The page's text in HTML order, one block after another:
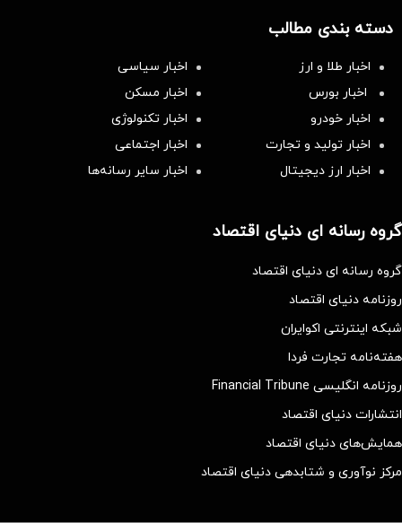
دسته بندی مطالب
اخبار طلا و ارز
اخبار سیاسی
اخبار بورس
اخبار مسکن
اخبار خودرو
اخبار تکنولوژی
اخبار تولید و تجارت
اخبار اجتماعی
اخبار ارز دیجیتال
اخبار سایر رسانه‌‌ها
گروه رسانه ای دنیای اقتصاد
گروه رسانه ای دنیای اقتصاد
روزنامه دنیای اقتصاد
شبکه اینترنتی اکوایران
هفته‌نامه تجارت فردا
روزنامه انگلیسی Financial Tribune
انتشارات دنیای اقتصاد
همایش‌های دنیای اقتصاد
مرکز نوآوری و شتابدهی دنیای اقتصاد